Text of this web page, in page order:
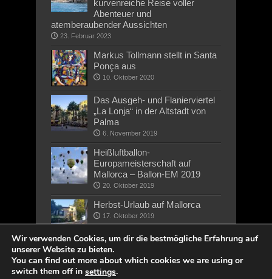
kurvenreiche Reise voller
Abenteuer und
atemberaubender Aussichten
23. Februar 2023
Markus Tollmann stellt in Santa
Ponça aus
10. Oktober 2020
Das Ausgeh- und Flanierviertel
„La Lonja“ in der Altstadt von
Palma
6. November 2019
Heißluftballon-
Europameisterschaft auf
Mallorca – Ballon-EM 2019
20. Oktober 2019
Herbst-Urlaub auf Mallorca
17. Oktober 2019
Wir verwenden Cookies, um dir die bestmögliche Erfahrung auf
unserer Website zu bieten.
You can find out more about which cookies we are using or
switch them off in settings.